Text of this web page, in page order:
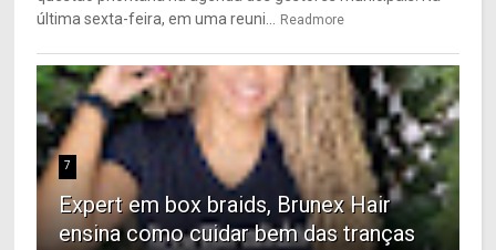
última sexta-feira, em uma reuni... Readmore
7
Expert em box braids, Brunex Hair
ensina como cuidar bem das tranças